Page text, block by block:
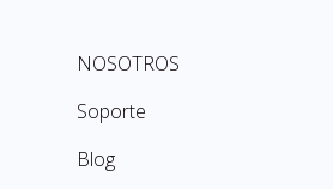
NOSOTROS
Soporte
Blog